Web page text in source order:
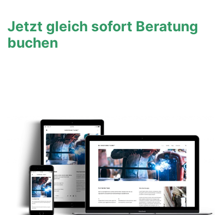
Jetzt gleich sofort Beratung
buchen